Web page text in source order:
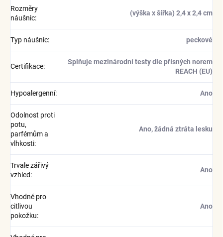
Rozměry
náušnic:
(výška x šířka) 2,4 x 2,4 cm
Typ náušnic: peckové
Certifikace:
Splňuje mezinárodní testy dle přísných norem
REACH (EU)
Hypoalergenní: Ano
Odolnost proti
potu,
parfémům a
vlhkosti:
Ano, žádná ztráta lesku
Trvale zářivý
vzhled:
Ano
Vhodné pro
citlivou
pokožku:
Ano